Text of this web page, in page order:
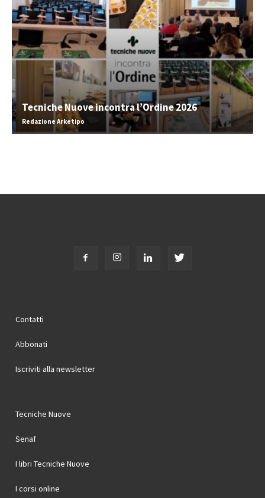
Tecniche Nuove incontra l’Ordine 2026
Redazione Arketipo
Contatti
Abbonati
Iscriviti alla newsletter
Tecniche Nuove
Senaf
I libri Tecniche Nuove
I corsi online